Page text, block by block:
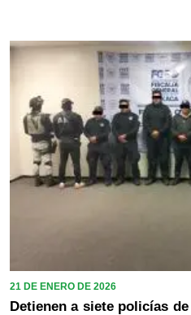
21 DE ENERO DE 2026
Detienen a siete policías